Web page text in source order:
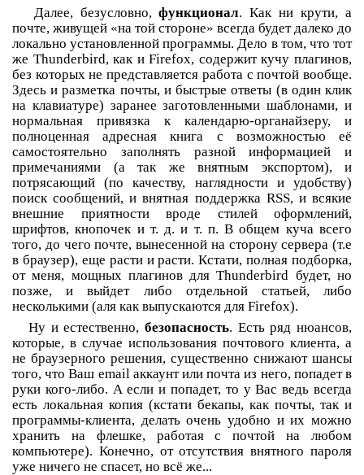
Далее, безусловно,функционал. Как ни крути, а
почте, живущей «на той стороне» всегда будет далеко до
локально установленной программы. Дело в том, что тот
же Thunderbird, как и Firefox, содержит кучу плагинов,
без которых не представляется работа с почтой вообще.
Здесь и разметка почты, и быстрые ответы (в один клик
на клавиатуре) заранее заготовленными шаблонами, и
нормальная привязка к календарю-органайзеру, и
полноценная адресная книга с возможностью её
самостоятельно заполнять разной информацией и
примечаниями (а так же внятным экспортом), и
потрясающий (по качеству, наглядности и удобству)
поиск сообщений, и внятная поддержка RSS, и всякие
внешние приятности вроде стилей оформлений,
шрифтов, кнопочек и т. д. и т. п. В общем куча всего
того, до чего почте, вынесенной на сторону сервера (т.е
в браузер), еще расти и расти. Кстати, полная подборка,
от меня, мощных плагинов для Thunderbird будет, но
позже, и выйдет либо отдельной статьей, либо
несколькими (аля как выпускаются для Firefox).
Ну и естественно, безопасность. Есть ряд нюансов,
которые, в случае использования почтового клиента, а
не браузерного решения, существенно снижают шансы
того, что Ваш email аккаунт или почта из него, попадет в
руки кого-либо. А если и попадет, то у Вас ведь всегда
есть локальная копия (кстати бекапы, как почты, так и
программы-клиента, делать очень удобно и их можно
хранить на флешке, работая с почтой на любом
компьютере). Конечно, от отсутствия внятного пароля
уже ничего не спасет, но всё же...